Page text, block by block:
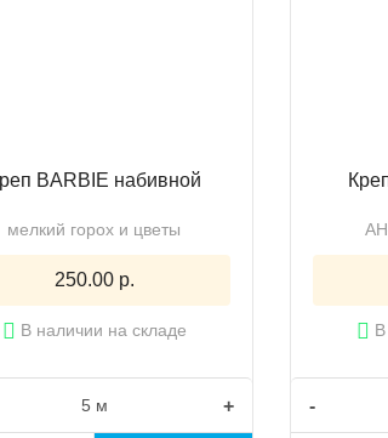
BARBIE набивной
мелкий горох и цветы
250.00 р.
В наличии на складе
+ -